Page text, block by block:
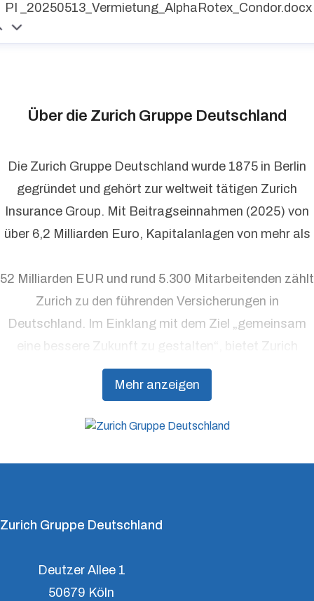
PI _20250513_Vermietung_AlphaRotex_Condor.docx
Über die Zurich Gruppe Deutschland
Mehr anzeigen
Die Zurich Gruppe Deutschland wurde 1875 in Berlin
gegründet und gehört zur weltweit tätigen Zurich
Insurance Group. Mit Beitragseinnahmen (2025) von
über 6,2 Milliarden Euro, Kapitalanlagen von mehr als
52 Milliarden EUR und rund 5.300 Mitarbeitenden zählt
Zurich zu den führenden Versicherungen in
Deutschland. Im Einklang mit dem Ziel „gemeinsam
eine bessere Zukunft zu gestalten“, bietet Zurich
Präventionsdienstleistungen an, die über traditionelle
Versicherungsprodukte hinausgehen, um Kunden
Zurich Gruppe Deutschland
Deutzer Allee 1
50679 Köln